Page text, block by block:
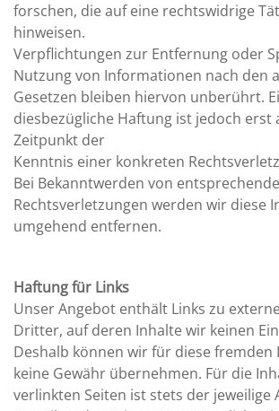
forschen, die auf eine rechtswidrige
hinweisen.
Verpflichtungen zur Entfernung oder
Nutzung von Informationen nach den
Gesetzen bleiben hiervon unberührt.
diesbezügliche Haftung ist jedoch erst
Zeitpunkt der
Kenntnis einer konkreten
Bei Bekanntwerden von
Rechtsverletzungen werden wir diese
umgehend entfernen.
Haftung für Links
Unser Angebot enthält Links zu
Dritter, auf deren Inhalte wir keinen
Deshalb können wir für diese fremden
keine Gewähr übernehmen. Für die
verlinkten Seiten ist stets der jeweilige